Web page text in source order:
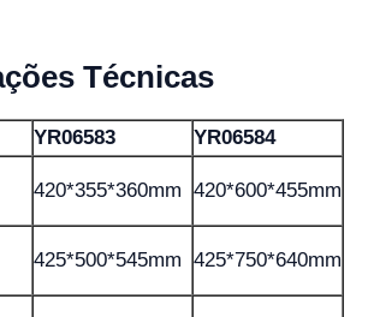
Técnicas
YR06583
YR06584
420*355*360mm 420*600*455mm
425*500*545mm 425*750*640mm